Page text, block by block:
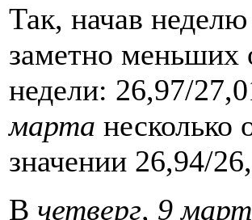
Так, начав неделю
заметно меньших
недели: 26,97/
марта несколько
значении 26,94/
В четверг, 9